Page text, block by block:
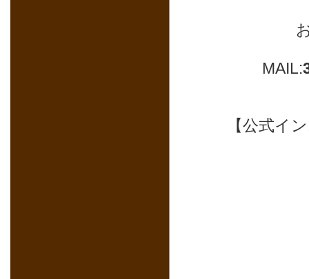
MAIL:
【公式イ